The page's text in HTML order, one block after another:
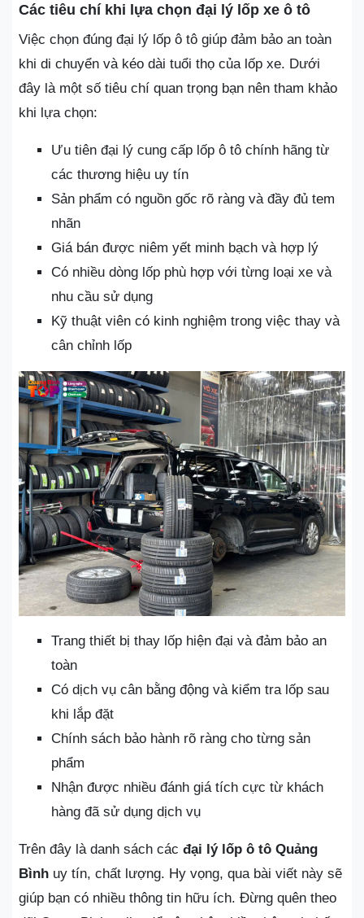
Các tiêu chí khi lựa chọn đại lý lốp xe ô tô
Việc chọn đúng đại lý lốp ô tô giúp đảm bảo an toàn
khi di chuyển và kéo dài tuổi thọ của lốp xe. Dưới
đây là một số tiêu chí quan trọng bạn nên tham khảo
khi lựa chọn:
Ưu tiên đại lý cung cấp lốp ô tô chính hãng từ
các thương hiệu uy tín
Sản phẩm có nguồn gốc rõ ràng và đầy đủ tem
nhãn
Giá bán được niêm yết minh bạch và hợp lý
Có nhiều dòng lốp phù hợp với từng loại xe và
nhu cầu sử dụng
Kỹ thuật viên có kinh nghiệm trong việc thay và
cân chỉnh lốp
Trang thiết bị thay lốp hiện đại và đảm bảo an
toàn
Có dịch vụ cân bằng động và kiểm tra lốp sau
khi lắp đặt
Chính sách bảo hành rõ ràng cho từng sản
phẩm
Nhận được nhiều đánh giá tích cực từ khách
hàng đã sử dụng dịch vụ
Trên đây là danh sách các đại lý lốp ô tô Quảng
Bình uy tín, chất lượng. Hy vọng, qua bài viết này sẽ
giúp bạn có nhiều thông tin hữu ích. Đừng quên theo